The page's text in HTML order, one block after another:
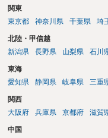
関東
東京都
神奈川県 千葉県 埼
北陸・甲信越
新潟県
長野県 山梨県 石川
東海
愛知県
静岡県 岐阜県 三重
関西
大阪府
兵庫県 京都府 滋賀
中国